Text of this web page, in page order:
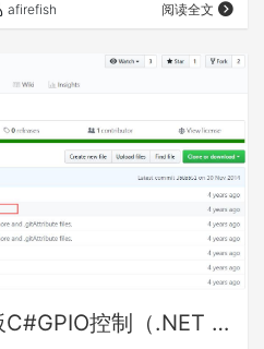
）等开发板。因为树莓派外置
关闭），实验结果还算理想。
要任何C语言的编程基础。但
afirefish 阅读全文
树莓派等ARM开发板C#GPIO控制（.NET Core）